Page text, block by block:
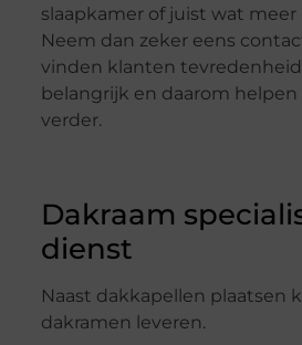
slaapkamer of juist wat
Neem dan zeker eens
vinden klanten
belangrijk en daarom helpen
verder.
Dakraam
dienst
Naast dakkapellen plaatsen
dakramen leveren.